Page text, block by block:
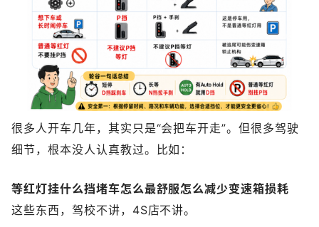
很多人开车几年，其实只是“会把车开走”。但很多驾驶
细节，根本没人认真教过。比如：
等红灯挂什么挡堵车怎么最舒服怎么减少变速箱损耗
这些东西，驾校不讲，4S店不讲。